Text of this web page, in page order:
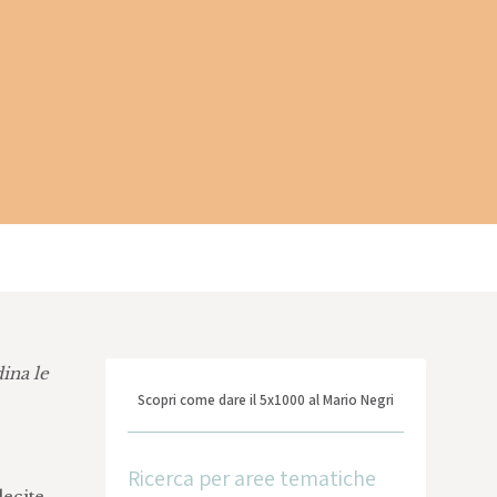
le
Scopri come dare il 5x1000 al Mario Negri
Ricerca per aree tematiche